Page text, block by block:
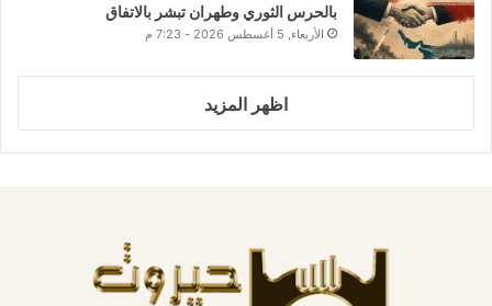
بالحرس الثوري وطهران تبشر بالاتفاق
الأربعاء, 5 أغسطس 2026 - 7:23 م
اظهر المزيد